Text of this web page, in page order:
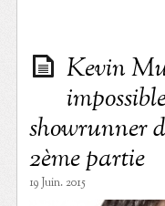
Kevin
showrunner
2ème partie
19 Juin. 2015